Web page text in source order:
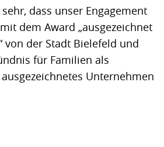
dass unser Engagement
dem Award „ausgezeichnet
der Stadt Bielefeld und
für Familien als
Unternehmen